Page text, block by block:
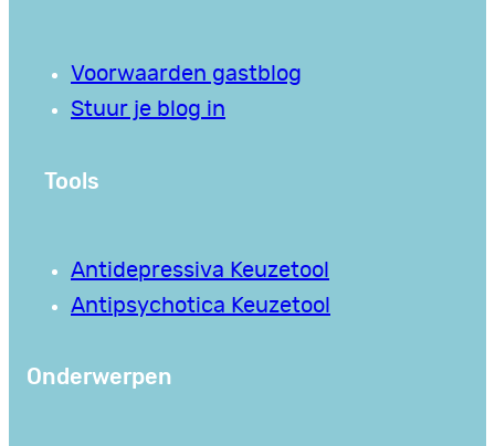
Voorwaarden gastblog
Stuur je blog in
Tools
Antidepressiva Keuzetool
Antipsychotica Keuzetool
Onderwerpen